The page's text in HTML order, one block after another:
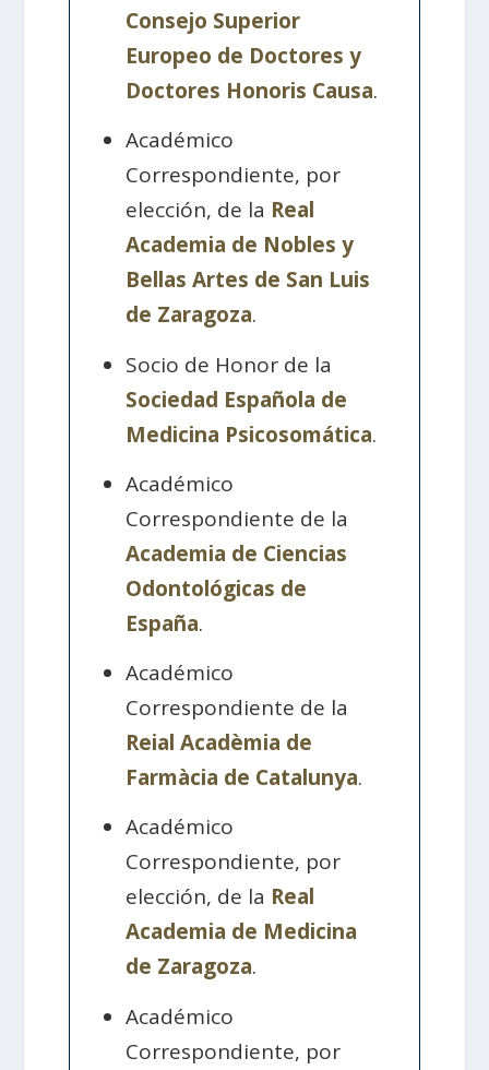
Consejo Superior
Europeo de Doctores y
Doctores Honoris Causa.
Académico
Correspondiente, por
elección, de la Real
Academia de Nobles y
Bellas Artes de San Luis
de Zaragoza.
Socio de Honor de la
Sociedad Española de
Medicina Psicosomática.
Académico
Correspondiente de la
Academia de Ciencias
Odontológicas de
España.
Académico
Correspondiente de la
Reial Acadèmia de
Farmàcia de Catalunya.
Académico
Correspondiente, por
elección, de la Real
Academia de Medicina
de Zaragoza.
Académico
Correspondiente, por